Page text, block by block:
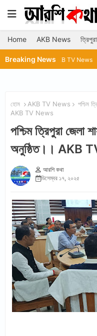
Home AKB News
Breaking News
দাসll AKB TV News আগরতলার
হোম AKB TV News
পশ্চিম
AKB TV News
পশ্চিম ত্রিপুরা জেলা
অনুষ্ঠিত।। AKB
আরশি কথা
ডিসেম্বর ১৭, ২০২৫